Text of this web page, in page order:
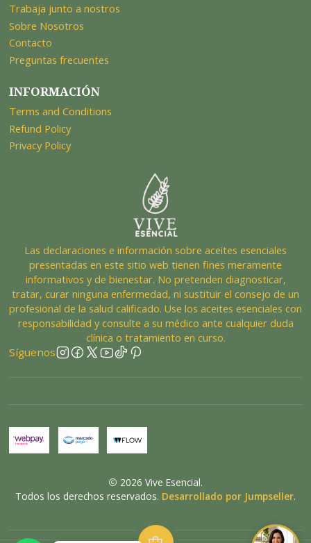
Trabaja junto a nostros
Sobre Nosotros
Contacto
Preguntas frecuentes
INFORMACIÓN
Terms and Conditions
Refund Policy
Privacy Policy
Las declaraciones e información sobre aceites esenciales
presentadas en este sitio web tienen fines meramente
informativos y de bienestar. No pretenden diagnosticar,
tratar, curar ninguna enfermedad, ni sustituir el consejo de un
profesional de la salud calificado. Use los aceites esenciales con
responsabilidad y consulte a su médico ante cualquier duda
clínica o tratamiento en curso.
Síguenos
2026 Vive Esencial.
Todos los derechos reservados. Desarrollado por Jumpseller.